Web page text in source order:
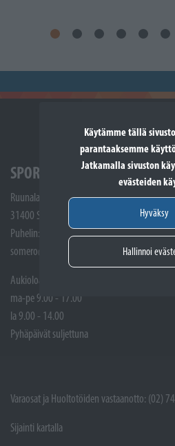
Käytämme tällä
parantaaksemme
Jatkamalla sivuston
evästeiden
Hyväksy
Hallinnoi
SPORTTIKONE SOMERO
Ruunalantie 5
31400 Somero
Puhelin: (02) 748 9300
somero@sporttikone.fi
Aukioloajat
ma-pe 9.00 - 17.00
la 9.00 - 14.00
Pyhäpäivät suljettuna
Varaosat ja Huoltotöiden vastaanotto: (02)
Sijainti kartalla